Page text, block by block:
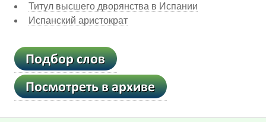
Титул высшего дворянства в Испании
Испанский аристократ